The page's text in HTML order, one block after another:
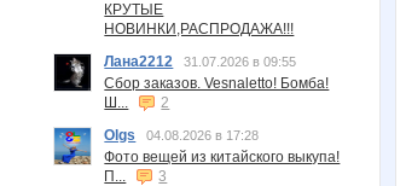
КРУТЫЕ
НОВИНКИ,РАСПРОДАЖА!!!
Лана2212
31.07.2026 в 09:55
Сбор заказов. Vesnaletto! Бомба!
Ш...
2
Olgs
04.08.2026 в 17:28
Фото вещей из китайского выкупа!
П...
3